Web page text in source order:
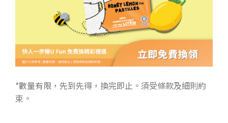
*數量有限，先到先得，換完即止。須受條款及細則約
束。